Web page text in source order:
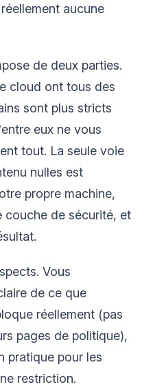
aucune
de deux parties.
cloud ont tous des
sont plus stricts
eux ne vous
tout. La seule voie
nulles est
propre machine,
couche de sécurité, et
Vous
de ce que
réellement (pas
pages de politique),
pratique pour les
restriction.